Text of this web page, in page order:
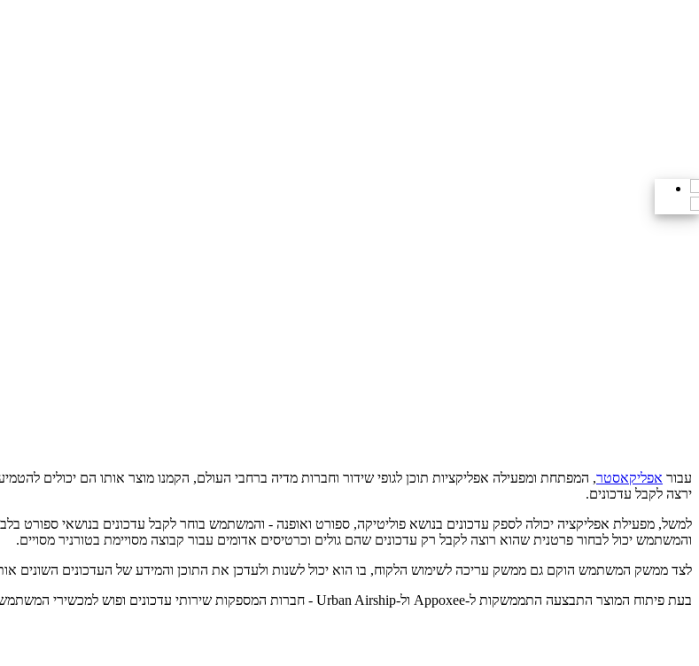
עבור אפליקאסטר, המפתחת ומפעילה אפליקציות תוכן לגופי שידור וחברות מדיה ברחבי העולם, הקמנו מוצר אותו הם יכולים
ירצה לקבל עדכונים.
למשל, מפעילת אפליקציה יכולה לספק עדכונים בנושא פוליטיקה, ספורט ואופנה - והמשתמש בוחר לקבל עדכונים בנושאי ספורט
והמשתמש יכול לבחור פרטנית שהוא רוצה לקבל רק עדכונים שהם גולים וכרטיסים אדומים עבור קבוצה מסויימת בטורניר מסויים.
לצד ממשק המשתמש הוקם גם ממשק עריכה לשימוש הלקוח, בו הוא יכול לשנות ולעדכן את התוכן והמידע של העדכונים השונים
בעת פיתוח המוצר התבצעה התממשקות ל-Appoxee ול-Urban Airship - חברות המספקות שירותי עדכונים ופוש למכשירי המשתמשים.